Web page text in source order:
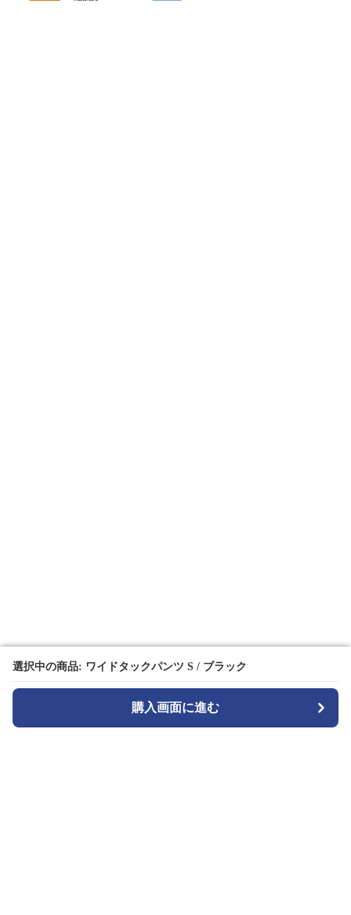
選択中の商品: ワイドタックパンツ S / ブラック
購入画面に進む
選択中の商品: ワイドタックパンツ S / ブラック
購入画面に進む